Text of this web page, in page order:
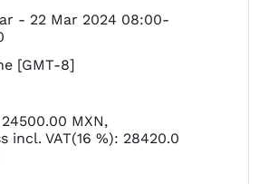
- 22 Mar 2024 08:00-
[GMT-8]
MXN,
incl. VAT(16 %): 28420.0